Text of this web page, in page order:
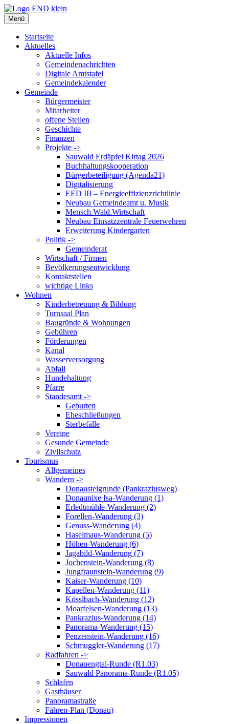
Zum
Inhalt
springen
Menü
Startseite
Aktuelles
Aktuelle Infos
Gemeindenachrichten
Digitale Amtstafel
Gemeindekalender
Gemeinde
Bürgermeister
Mitarbeiter
offene Stellen
Geschichte
Finanzen
Projekte ->
Sauwald Erdäpfel Kirtag 2026
Buchhaltungskooperation
Bürgerbeteiligung (Agenda21)
Digitalisierung
EED III – Energieeffizienzrichtlinie
Neubau Gemeindeamt u. Musik
Mensch.Wald.Wirtschaft
Neubau Einsatzzentrale Feuerwehren
Erweiterung Kindergarten
Politik ->
Gemeinderat
Wirtschaft / Firmen
Bevölkerungsentwicklung
Kontaktstellen
wichtige Links
Wohnen
Kinderbetreuung & Bildung
Turnsaal Plan
Baugründe & Wohnungen
Gebühren
Förderungen
Kanal
Wasserversorgung
Abfall
Hundehaltung
Pfarre
Standesamt ->
Geburten
Eheschließungen
Sterbefälle
Vereine
Gesunde Gemeinde
Zivilschutz
Tourismus
Allgemeines
Wandern ->
Donausteigrunde (Pankraziusweg)
Donaunixe Isa-Wanderung (1)
Erledtmühle-Wanderung (2)
Forellen-Wanderung (3)
Genuss-Wanderung (4)
Haselmaus-Wanderung (5)
Höhen-Wanderung (6)
Jagabild-Wanderung (7)
Jochenstein-Wanderung (8)
Jungfraunstein-Wanderung (9)
Kaiser-Wanderung (10)
Kapellen-Wanderung (11)
Kösslbach-Wanderung (12)
Moarfelsen-Wanderung (13)
Pankrazius-Wanderung (14)
Panorama-Wanderung (15)
Penzenstein-Wanderung (16)
Schmuggler-Wanderung (17)
Radfahren ->
Donauengtal-Runde (R1.03)
Sauwald Panorama-Runde (R1.05)
Schlafen
Gasthäuser
Panoramastraße
Fähren-Plan (Donau)
Impressionen